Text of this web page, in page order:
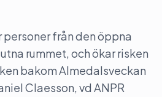
från den öppna
rummet, och ökar risken
bakom Almedalsveckan
Claesson, vd ANPR